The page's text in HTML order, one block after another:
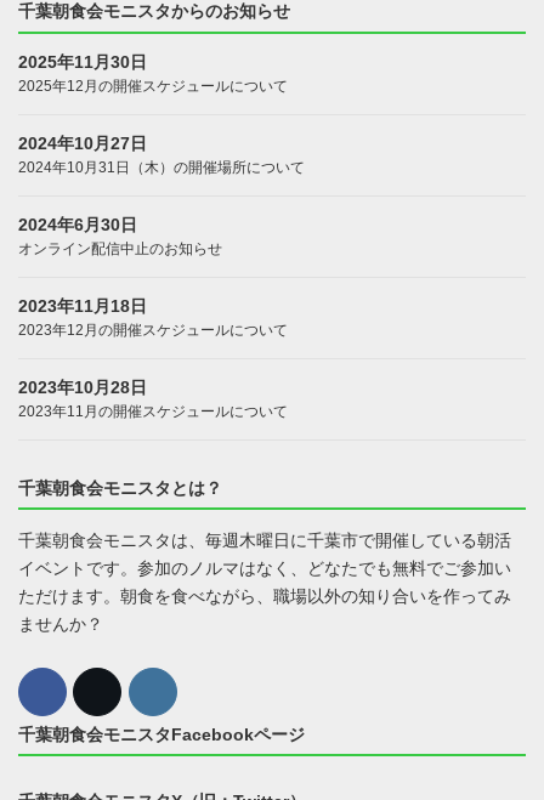
千葉朝食会モニスタからのお知らせ
2025年11月30日
2025年12月の開催スケジュールについて
2024年10月27日
2024年10月31日（木）の開催場所について
2024年6月30日
オンライン配信中止のお知らせ
2023年11月18日
2023年12月の開催スケジュールについて
2023年10月28日
2023年11月の開催スケジュールについて
千葉朝食会モニスタとは？
千葉朝食会モニスタは、毎週木曜日に千葉市で開催している朝活
イベントです。参加のノルマはなく、どなたでも無料でご参加い
ただけます。朝食を食べながら、職場以外の知り合いを作ってみ
ませんか？
千葉朝食会モニスタFacebookページ